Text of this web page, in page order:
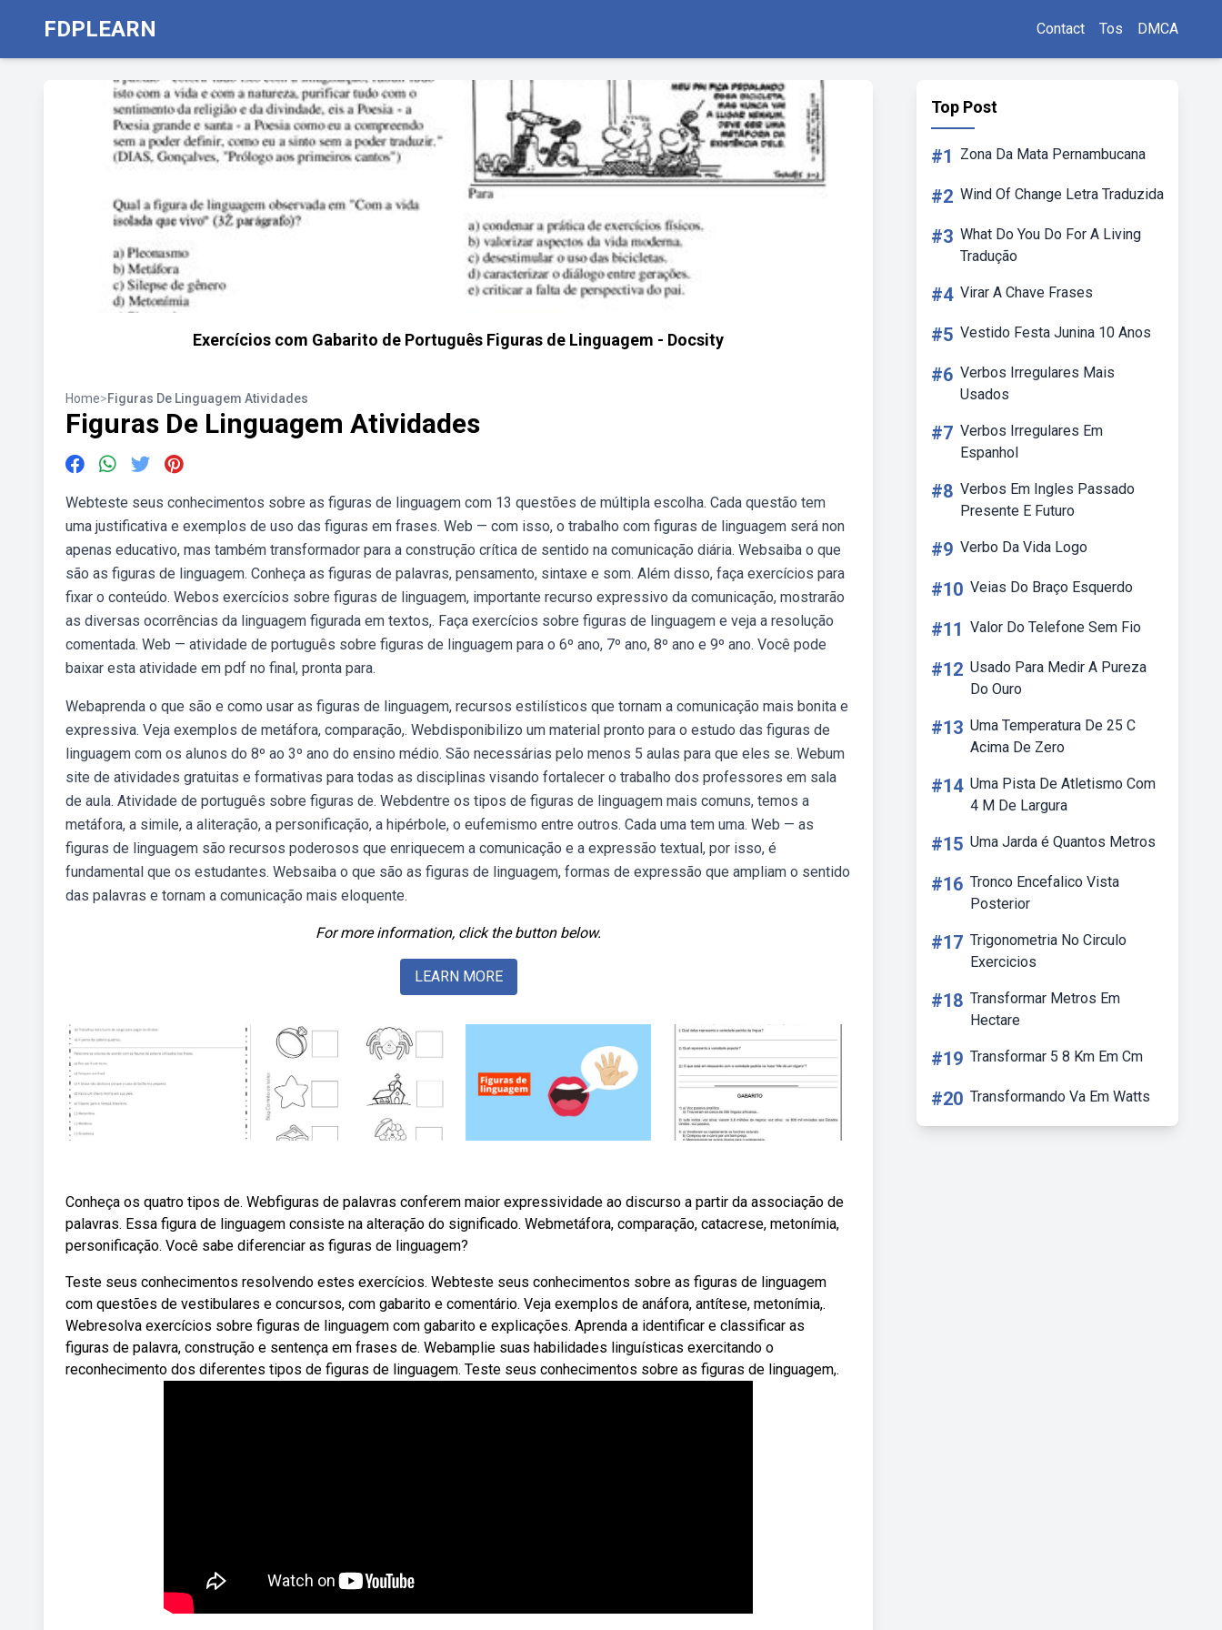
FDPLEARN Contact Tos DMCA
Exercícios com Gabarito de Português Figuras de Linguagem - Docsity
Home>Figuras De Linguagem Atividades
Figuras De Linguagem Atividades
Webteste seus conhecimentos sobre as figuras de linguagem com 13 questões de múltipla escolha. Cada questão tem
uma justificativa e exemplos de uso das figuras em frases. Web — com isso, o trabalho com figuras de linguagem será non
apenas educativo, mas também transformador para a construção crítica de sentido na comunicação diária. Websaiba o que
são as figuras de linguagem. Conheça as figuras de palavras, pensamento, sintaxe e som. Além disso, faça exercícios para
fixar o conteúdo. Webos exercícios sobre figuras de linguagem, importante recurso expressivo da comunicação, mostrarão
as diversas ocorrências da linguagem figurada em textos,. Faça exercícios sobre figuras de linguagem e veja a resolução
comentada. Web — atividade de português sobre figuras de linguagem para o 6º ano, 7º ano, 8º ano e 9º ano. Você pode
baixar esta atividade em pdf no final, pronta para.
Webaprenda o que são e como usar as figuras de linguagem, recursos estilísticos que tornam a comunicação mais bonita e
expressiva. Veja exemplos de metáfora, comparação,. Webdisponibilizo um material pronto para o estudo das figuras de
linguagem com os alunos do 8º ao 3º ano do ensino médio. São necessárias pelo menos 5 aulas para que eles se. Webum
site de atividades gratuitas e formativas para todas as disciplinas visando fortalecer o trabalho dos professores em sala
de aula. Atividade de português sobre figuras de. Webdentre os tipos de figuras de linguagem mais comuns, temos a
metáfora, a simile, a aliteração, a personificação, a hipérbole, o eufemismo entre outros. Cada uma tem uma. Web — as
figuras de linguagem são recursos poderosos que enriquecem a comunicação e a expressão textual, por isso, é
fundamental que os estudantes. Websaiba o que são as figuras de linguagem, formas de expressão que ampliam o sentido
das palavras e tornam a comunicação mais eloquente.
For more information, click the button below.
LEARN MORE
Conheça os quatro tipos de. Webfiguras de palavras conferem maior expressividade ao discurso a partir da associação de
palavras. Essa figura de linguagem consiste na alteração do significado. Webmetáfora, comparação, catacrese, metonímia,
personificação. Você sabe diferenciar as figuras de linguagem?
Teste seus conhecimentos resolvendo estes exercícios. Webteste seus conhecimentos sobre as figuras de linguagem
com questões de vestibulares e concursos, com gabarito e comentário. Veja exemplos de anáfora, antítese, metonímia,.
Webresolva exercícios sobre figuras de linguagem com gabarito e explicações. Aprenda a identificar e classificar as
figuras de palavra, construção e sentença em frases de. Webamplie suas habilidades linguísticas exercitando o
reconhecimento dos diferentes tipos de figuras de linguagem. Teste seus conhecimentos sobre as figuras de linguagem,.
Top Post
#1 Zona Da Mata Pernambucana
#2 Wind Of Change Letra Traduzida
#3 What Do You Do For A Living
Tradução
#4 Virar A Chave Frases
#5 Vestido Festa Junina 10 Anos
#6 Verbos Irregulares Mais
Usados
#7 Verbos Irregulares Em
Espanhol
#8 Verbos Em Ingles Passado
Presente E Futuro
#9 Verbo Da Vida Logo
#10 Veias Do Braço Esquerdo
#11 Valor Do Telefone Sem Fio
#12 Usado Para Medir A Pureza
Do Ouro
#13 Uma Temperatura De 25 C
Acima De Zero
#14 Uma Pista De Atletismo Com
4 M De Largura
#15 Uma Jarda é Quantos Metros
#16 Tronco Encefalico Vista
Posterior
#17 Trigonometria No Circulo
Exercicios
#18 Transformar Metros Em
Hectare
#19 Transformar 5 8 Km Em Cm
#20 Transformando Va Em Watts